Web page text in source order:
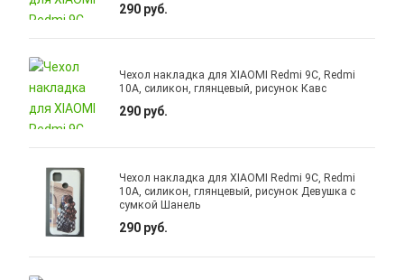
290 руб.
Чехол накладка для XIAOMI Redmi 9C, Redmi
10A, силикон, глянцевый, рисунок Кавс
290 руб.
Чехол накладка для XIAOMI Redmi 9C, Redmi
10A, силикон, глянцевый, рисунок Девушка с
сумкой Шанель
290 руб.